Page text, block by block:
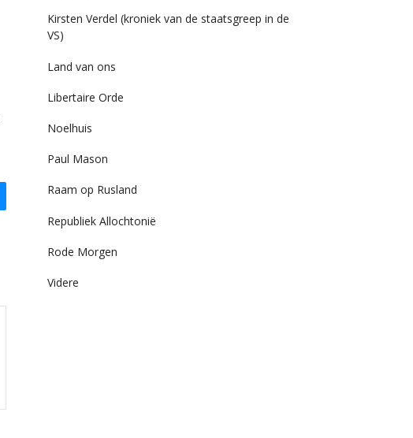
Kirsten Verdel (kroniek van de staatsgreep in de
VS)
Land van ons
Libertaire Orde
Noelhuis
Paul Mason
Raam op Rusland
Republiek Allochtonië
Rode Morgen
Videre